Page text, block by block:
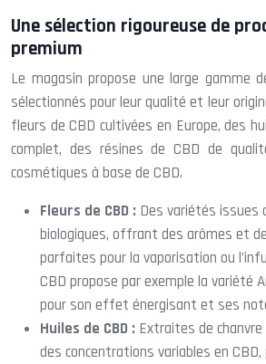
Une sélection rigoureuse de
premium
Le magasin propose une large gamme
sélectionnés pour leur qualité et leur
fleurs de CBD cultivées en Europe, des
complet, des résines de CBD de
cosmétiques à base de CBD.
Fleurs de CBD : Des variétés issues
biologiques, offrant des arômes et
parfaites pour la vaporisation ou
CBD propose par exemple la variété
pour son effet énergisant et ses
Huiles de CBD : Extraites de
des concentrations variables en